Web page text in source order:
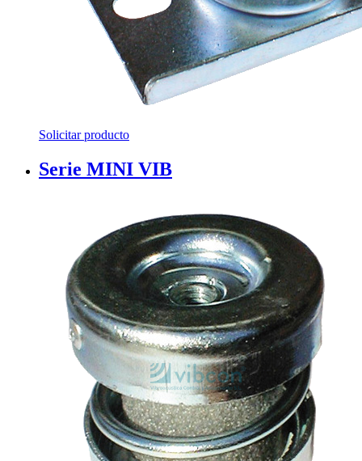
Solicitar producto
Serie MINI VIB